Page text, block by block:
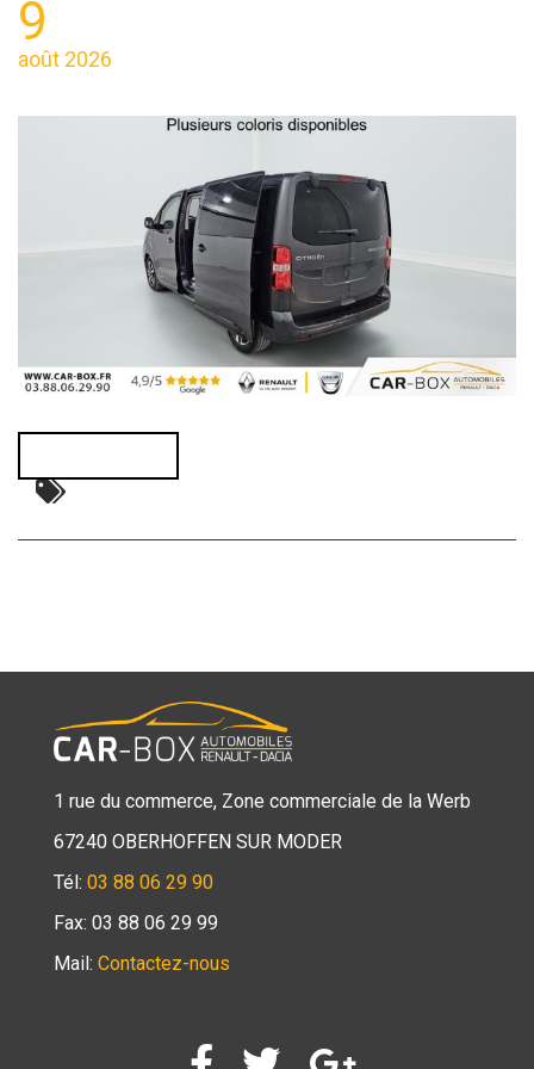
9
août 2026
1 rue du commerce, Zone commerciale de la Werb
67240 OBERHOFFEN SUR MODER
Tél: 03 88 06 29 90
Fax: 03 88 06 29 99
Mail: Contactez-nous